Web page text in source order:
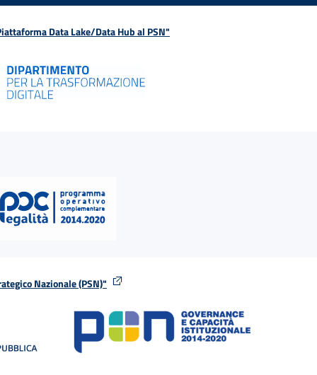
Data Lake/Data Hub al PSN"
Nazionale (PSN)"